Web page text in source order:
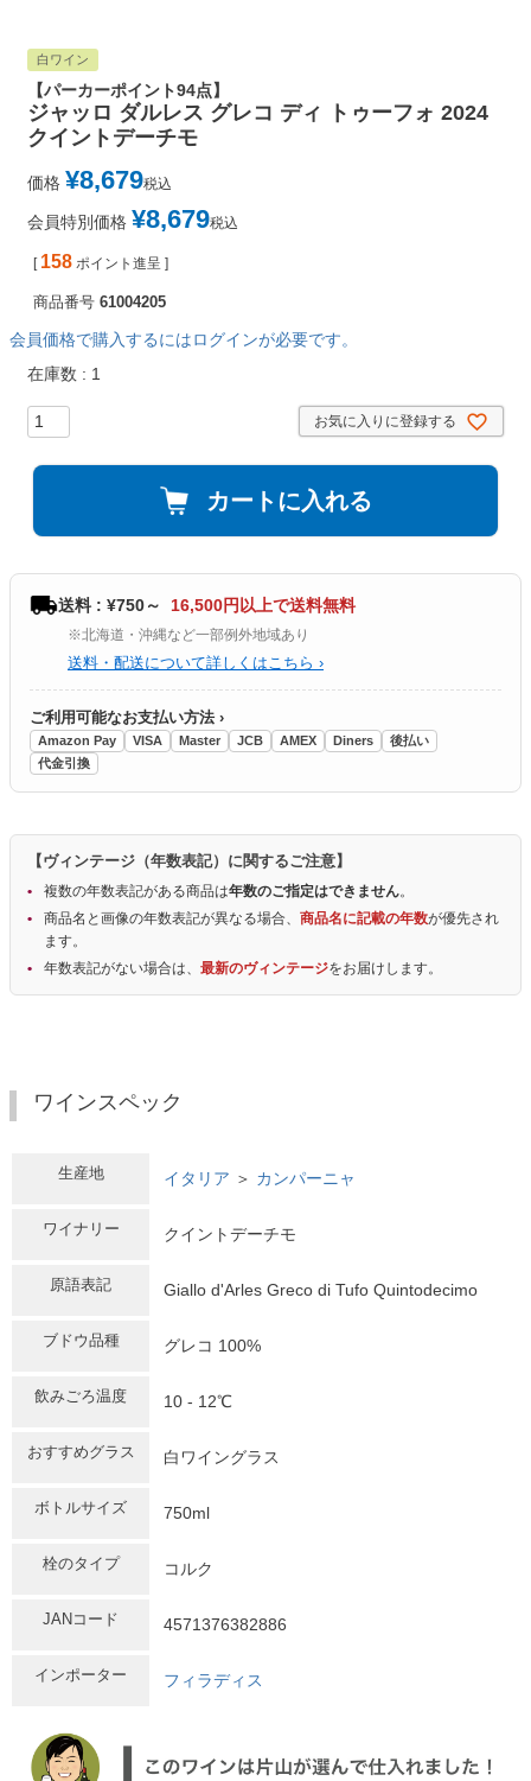
白ワイン
【パーカーポイント94点】
ジャッロ ダルレス グレコ ディ トゥーフォ 2024
クイントデーチモ
価格 ¥8,679税込
会員特別価格 ¥8,679税込
[ 158 ポイント進呈 ]
商品番号 61004205
会員価格で購入するにはログインが必要です。
在庫数
1
お気に入りに登録する
カートに入れる
送料 : ¥750～ 16,500円以上で送料無料
※北海道・沖縄など一部例外地域あり
送料・配送について詳しくはこちら ›
ご利用可能なお支払い方法 ›
Amazon Pay VISA Master JCB AMEX Diners
後払い
代金引換
【ヴィンテージ（年数表記）に関するご注意】
複数の年数表記がある商品は年数のご指定はできません。
商品名と画像の年数表記が異なる場合、 商品名に記載の年数が優先され
ます。
年数表記がない場合は、 最新のヴィンテージをお届けします。
ワインスペック
生産地 イタリア ＞ カンパーニャ
ワイナリー クイントデーチモ
原語表記 Giallo d'Arles Greco di Tufo Quintodecimo
ブドウ品種 グレコ 100%
飲みごろ温度 10 - 12℃
おすすめグラス 白ワイングラス
ボトルサイズ 750ml
栓のタイプ コルク
JANコード 4571376382886
インポーター フィラディス